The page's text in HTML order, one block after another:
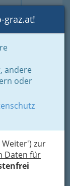
Toggle
graz.at!
andere
oder
zur
Daten für